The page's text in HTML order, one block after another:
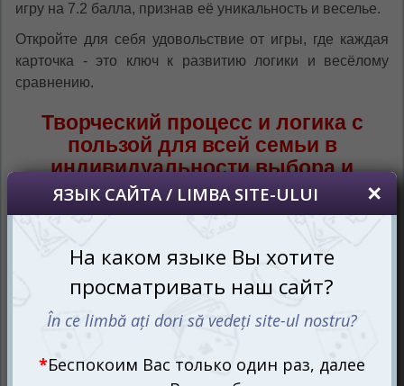
игру на 7.2 балла, признав её уникальность и веселье.
Откройте для себя удовольствие от игры, где каждая
карточка - это ключ к развитию логики и весёлому
сравнению.
Творческий процесс и логика с
пользой для всей семьи в
индивидуальности выбора и
дискуссий!
для 2-4 игроков, начиная с возраста 3 лет.